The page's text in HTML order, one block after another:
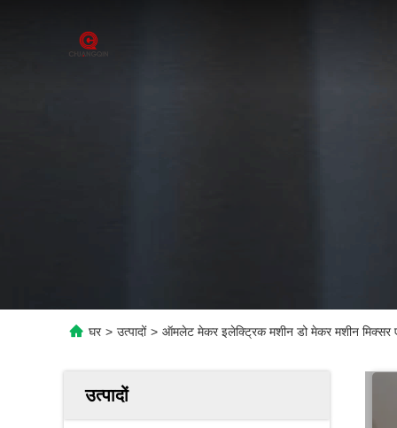
घर > उत्पादों > ऑमलेट मेकर इलेक्ट्रिक मशीन डो मेकर मशीन मिक्सर
उत्पादों